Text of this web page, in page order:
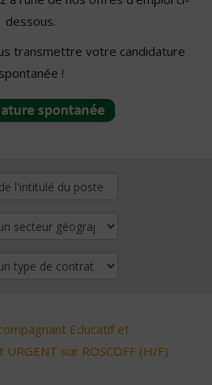
dessous.
transmettre votre candidature
spontanée !
Educatif et
URGENT sur ROSCOFF (H/F)